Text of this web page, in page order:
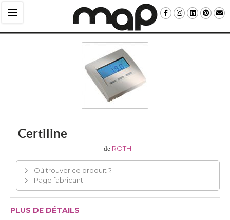
Certiline
de ROTH
Où trouver ce produit ?
Page fabricant
PLUS DE DÉTAILS